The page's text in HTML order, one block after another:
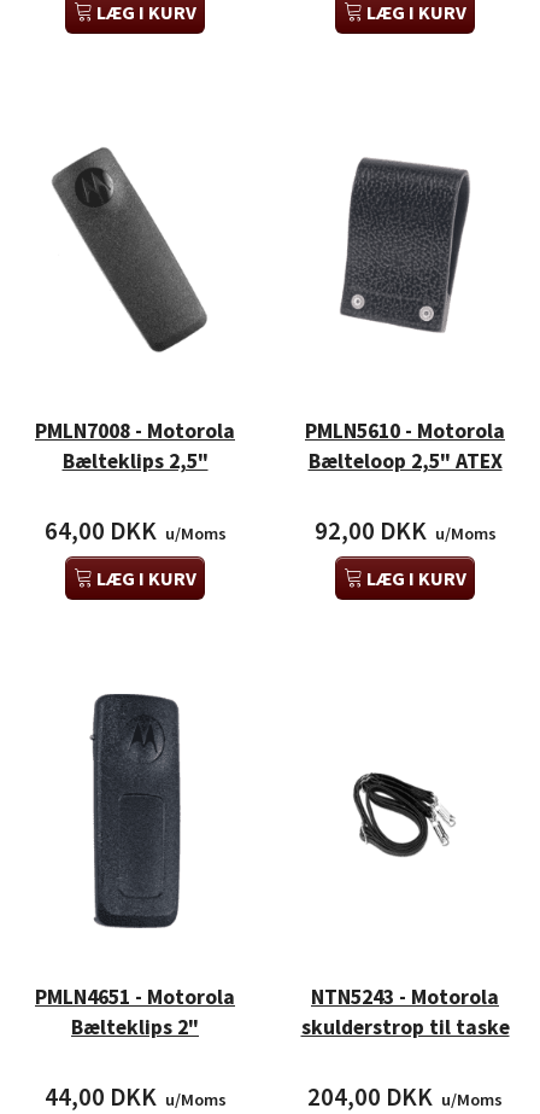
LÆG I KURV LÆG I KURV
PMLN7008 - Motorola
Bælteklips 2,5"
64,00 DKK u/Moms
LÆG I KURV
PMLN5610 - Motorola
Bælteloop 2,5" ATEX
92,00 DKK u/Moms
LÆG I KURV
PMLN4651 - Motorola
Bælteklips 2"
44,00 DKK u/Moms
NTN5243 - Motorola
skulderstrop til taske
204,00 DKK u/Moms